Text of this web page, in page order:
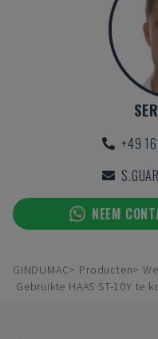
+49
NEEM
GINDUMAC Producten
Gebruikte HAAS ST-10Y te